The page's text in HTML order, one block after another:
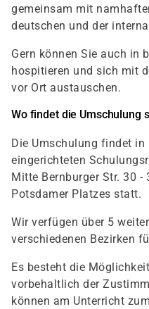
gemeinsam mit
deutschen und der
Gern können Sie auch in
hospitieren und sich mit
vor Ort austauschen.
Wo findet die Umschulung
Die Umschulung findet in
eingerichteten
Mitte Bernburger Str. 30 -
Potsdamer Platzes statt.
Wir verfügen über 5
verschiedenen Bezirken
Es besteht die
vorbehaltlich der
können am Unterricht